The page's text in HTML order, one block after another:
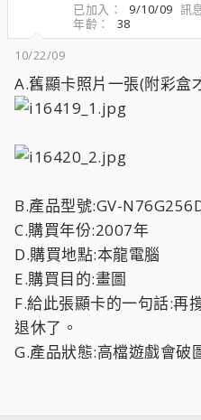
已加入
9/10/09 訊
年齡
38
10/22/09
A.舊顯卡照片一張(附彩盒
B.產品型號:GV-
C.購買年份:2007年
D.購買地點:本龍電腦
E.購買目的:畫圖
F.給此張顯卡的一句話:再
退休了。
G.產品狀態:高檔遊戲會破